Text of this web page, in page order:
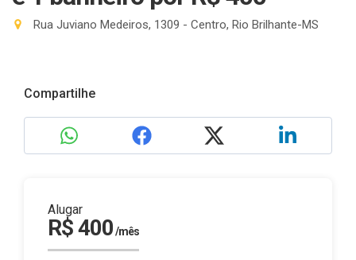
Rua Juviano Medeiros, 1309 - Centro, Rio Brilhante-MS
Compartilhe
Alugar
R$ 400/mês